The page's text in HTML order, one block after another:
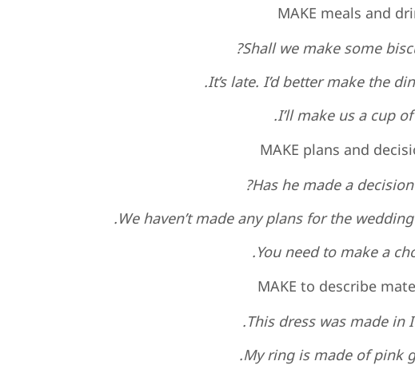
MAKE meals and
Shall we make some
It’s late. I’d better make the
I’ll make us a cup
MAKE plans and
Has he made a decision
We haven’t made any plans for the
You need to make a
MAKE to describe
This dress was made in
My ring is made of pink